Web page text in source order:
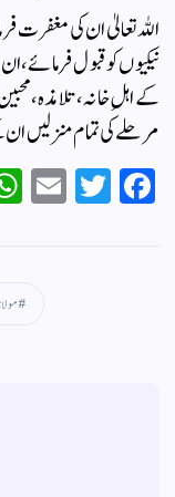
اللہ تعالیٰ ان کی مغفرت
نیکیوں کو قبول فرمائے،
کے اہلِ خانہ، تلامذہ،
مرحلے کی تمام منزلیں
Fa
ce
T
wi
E
m